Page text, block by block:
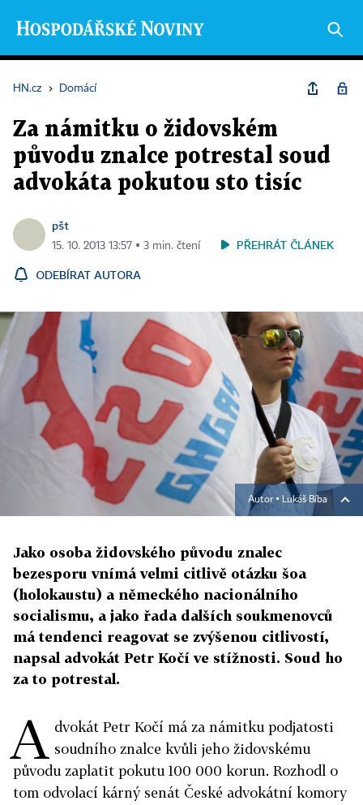
HN.cz › Domácí
Za námitku o židovském
původu znalce potrestal soud
advokáta pokutou sto tisíc
pšt
15. 10. 2013 13:57 ▪ 3 min. čtení PŘEHRÁT ČLÁNEK
ODEBÍRAT AUTORA
Autor ▪ Lukáš Bíba
Jako osoba židovského původu znalec
bezesporu vnímá velmi citlivě otázku šoa
(holokaustu) a německého nacionálního
socialismu, a jako řada dalších soukmenovců
má tendenci reagovat se zvýšenou citlivostí,
napsal advokát Petr Kočí ve stížnosti. Soud ho
za to potrestal.
A dvokát Petr Kočí má za námitku podjatosti
soudního znalce kvůli jeho židovskému
původu zaplatit pokutu 100 000 korun. Rozhodl o
tom odvolací kárný senát České advokátní komory